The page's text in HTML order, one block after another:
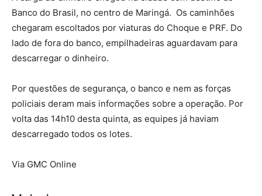
Banco do Brasil, no centro de Maringá. Os caminhões
chegaram escoltados por viaturas do Choque e PRF. Do
lado de fora do banco, empilhadeiras aguardavam para
descarregar o dinheiro.
Por questões de segurança, o banco e nem as forças
policiais deram mais informações sobre a operação. Por
volta das 14h10 desta quinta, as equipes já haviam
descarregado todos os lotes.
Via GMC Online